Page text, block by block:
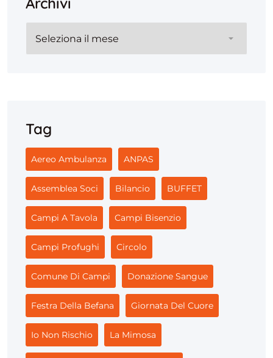
Tag
Aereo Ambulanza ANPAS
Assemblea Soci Bilancio BUFFET
Campi A Tavola Campi Bisenzio
Campi Profughi Circolo
Comune Di Campi Donazione Sangue
Festra Della Befana Giornata Del Cuore
Io Non Rischio La Mimosa